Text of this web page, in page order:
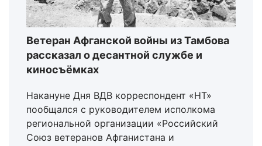
Ветеран Афганской войны из Тамбова
рассказал о десантной службе и
киносъёмках
Накануне Дня ВДВ корреспондент «НТ»
пообщался с руководителем исполкома
региональной организации «Российский
Союз ветеранов Афганистана и